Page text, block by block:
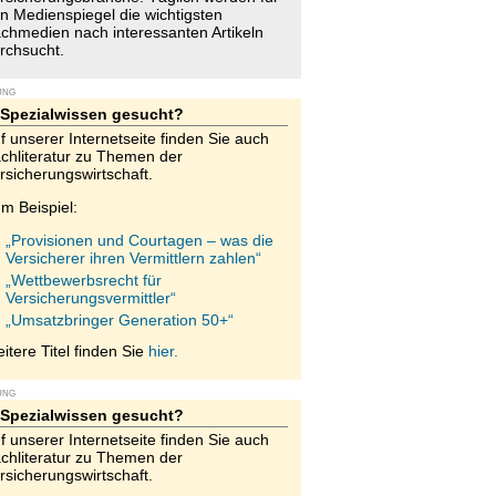
Medienspiegel die wichtigsten
nach interessanten Artikeln
Spezialwissen gesucht?
unserer Internetseite finden Sie auch
zu Themen der
Beispiel:
„Provisionen und Courtagen – was die
Versicherer ihren Vermittlern zahlen“
„Wettbewerbsrecht für
Versicherungsvermittler“
„Umsatzbringer Generation 50+“
Titel finden Sie hier.
Spezialwissen gesucht?
unserer Internetseite finden Sie auch
zu Themen der